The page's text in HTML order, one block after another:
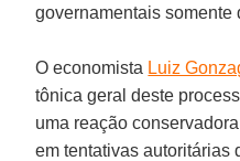
governamentais somente
O economista Luiz
tônica geral deste
uma reação
em tentativas autoritárias